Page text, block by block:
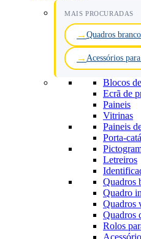
MAIS PROCURADAS
Quadros
Acessórios
Blocos
Ecrã de
Paineis
Vitrinas
Paineis
Porta-
Letreiros
Quadros
Quadro
Quadros
Quadros
Rolos